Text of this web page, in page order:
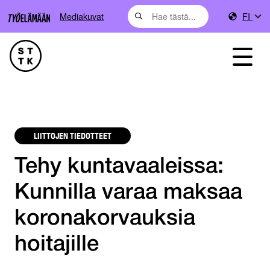
Mediakuvat FI
LIITTOJEN TIEDOTTEET
Tehy kuntavaaleissa:
Kunnilla varaa maksaa
koronakorvauksia
hoitajille